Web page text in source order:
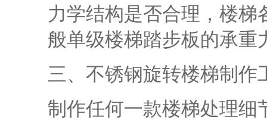
力学结构是否合理，楼
般单级楼梯踏步板的承重
三、不锈钢旋转楼梯制作
制作任何一款楼梯处理细